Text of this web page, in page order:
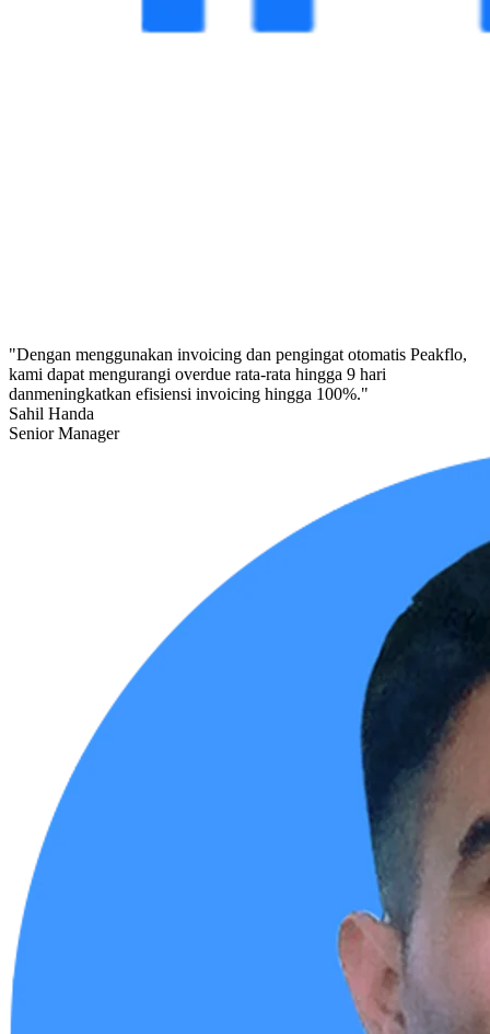
"Dengan menggunakan invoicing dan pengingat otomatis Peakflo,
kami dapat mengurangi overdue rata-rata hingga 9 hari
danmeningkatkan efisiensi invoicing hingga 100%."
Sahil Handa
Senior Manager